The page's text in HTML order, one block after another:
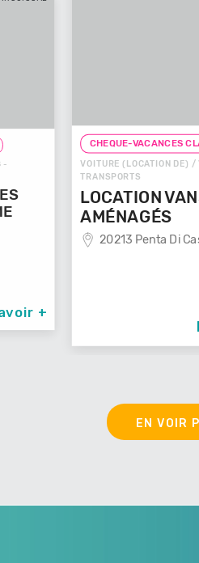
-
+
CHEQUE-VACANCES
VOITURE (LOCATION DE) /
TRANSPORTS
LOCATION
AMÉNAGÉS
20213 Penta Di
EN VOIR